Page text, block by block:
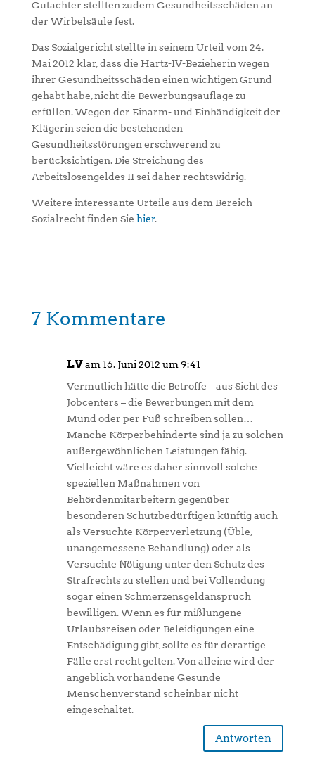
Gutachter stellten zudem Gesundheitsschäden an
der Wirbelsäule fest.
Das Sozialgericht stellte in seinem Urteil vom 24.
Mai 2012 klar, dass die Hartz-IV-Bezieherin wegen
ihrer Gesundheitsschäden einen wichtigen Grund
gehabt habe, nicht die Bewerbungsauflage zu
erfüllen. Wegen der Einarm- und Einhändigkeit der
Klägerin seien die bestehenden
Gesundheitsstörungen erschwerend zu
berücksichtigen. Die Streichung des
Arbeitslosengeldes II sei daher rechtswidrig.
Weitere interessante Urteile aus dem Bereich
Sozialrecht finden Sie hier.
7 Kommentare
LV am 16. Juni 2012 um 9:41
Vermutlich hätte die Betroffe – aus Sicht des
Jobcenters – die Bewerbungen mit dem
Mund oder per Fuß schreiben sollen…
Manche Körperbehinderte sind ja zu solchen
außergewöhnlichen Leistungen fähig.
Vielleicht wäre es daher sinnvoll solche
speziellen Maßnahmen von
Behördenmitarbeitern gegenüber
besonderen Schutzbedürftigen künftig auch
als Versuchte Körperverletzung (Üble,
unangemessene Behandlung) oder als
Versuchte Nötigung unter den Schutz des
Strafrechts zu stellen und bei Vollendung
sogar einen Schmerzensgeldanspruch
bewilligen. Wenn es für mißlungene
Urlaubsreisen oder Beleidigungen eine
Entschädigung gibt, sollte es für derartige
Fälle erst recht gelten. Von alleine wird der
angeblich vorhandene Gesunde
Menschenverstand scheinbar nicht
eingeschaltet.
Antworten